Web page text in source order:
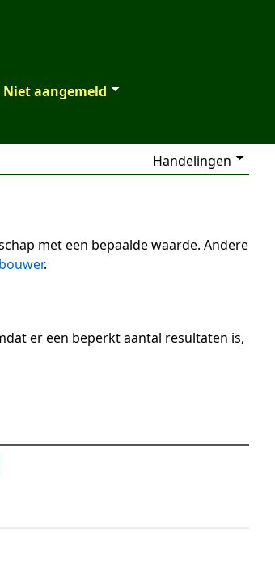
Niet aangemeld
Handelingen
met een bepaalde waarde. Andere
.
er een beperkt aantal resultaten is,